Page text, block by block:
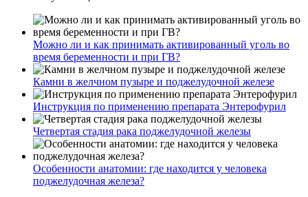
Можно ли и как принимать активированный уголь во
время беременности и при ГВ?
Камни в желчном пузыре и поджелудочной железе
Инструкция по применению препарата Энтерофурил
Четвертая стадия рака поджелудочной железы
Особенности анатомии: где находится у человека
поджелудочная железа?